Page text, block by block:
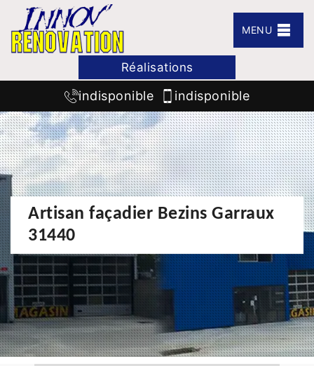
MENU
Réalisations
indisponible indisponible
Artisan façadier Bezins Garraux
31440